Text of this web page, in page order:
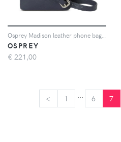
OSPREY
€ 221,00
< 1 ... 6 7